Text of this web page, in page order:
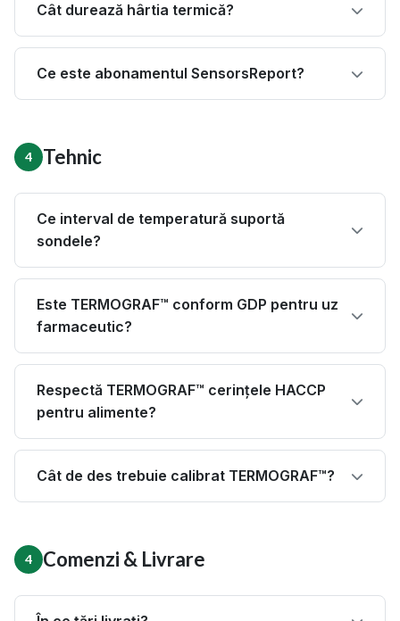
Cât durează hârtia termică?
Ce este abonamentul SensorsReport?
4 Tehnic
Ce interval de temperatură suportă
sondele?
Este TERMOGRAF™ conform GDP pentru uz
farmaceutic?
Respectă TERMOGRAF™ cerințele HACCP
pentru alimente?
Cât de des trebuie calibrat TERMOGRAF™?
4 Comenzi & Livrare